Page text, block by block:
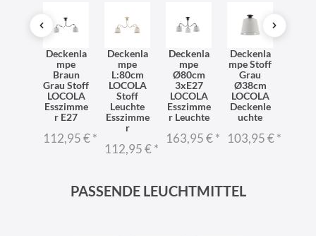
Deckenla
mpe
Braun
Grau Stoff
LOCOLA
Esszimme
r E27
112,95 €*
Deckenla
mpe
L:80cm
LOCOLA
Stoff
Leuchte
Esszimme
r
112,95 €*
Deckenla
mpe
Ø80cm
3xE27
LOCOLA
Esszimme
r Leuchte
163,95 €*
Deckenla
mpe Stoff
Grau
Ø38cm
LOCOLA
Deckenle
uchte
103,95 €*
PASSENDE LEUCHTMITTEL